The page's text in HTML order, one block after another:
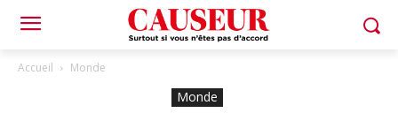
Accueil Monde
Monde